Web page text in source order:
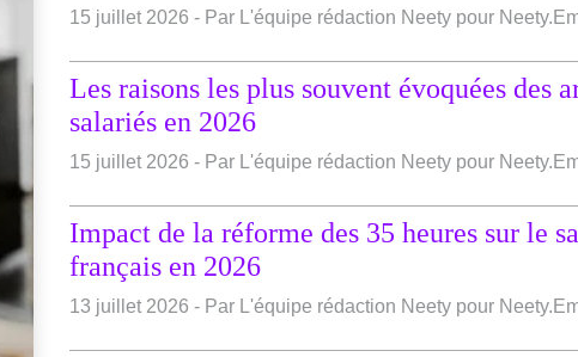
15 juillet 2026 - Par L'équipe rédaction Neety pour
Les raisons les plus souvent évoquées des
salariés en 2026
15 juillet 2026 - Par L'équipe rédaction Neety pour
Impact de la réforme des 35 heures sur le
français en 2026
13 juillet 2026 - Par L'équipe rédaction Neety pour